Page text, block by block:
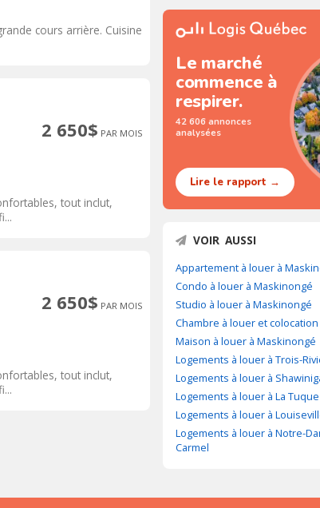
cours arrière. Cuisine
2 650$ PAR MOIS
tout inclut,
2 650$ PAR MOIS
tout inclut,
Le marché
commence à
respirer.
42 606 annonces
analysées
Lire le rapport →
VOIR AUSSI
Appartement à louer à
Condo à louer à Maskinongé
Studio à louer à Maskinongé
Chambre à louer et
Maison à louer à Maskinongé
Logements à louer à Trois-
Logements à louer à
Logements à louer à La Tuque
Logements à louer à
Logements à louer à Notre-
Carmel